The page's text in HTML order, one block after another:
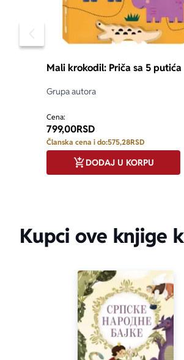
Pomeranje sadržaja slajdera u levo
Mali krokodil: Priča sa 5 putića
Grupa autora
Cena:
799,00RSD
Članska cena i do:575,28RSD
DODAJ U KORPU
Kupci ove knjige